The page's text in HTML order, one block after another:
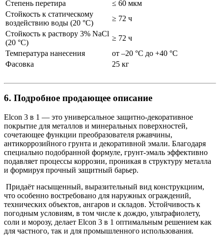
Степень перетира
≤ 60 мкм
Стойкость к статическому
воздействию воды (20 °C)
≥ 72 ч
Стойкость к раствору 3% NaCl
(20 °C)
≥ 72 ч
Температура нанесения
от –20 °C до +40 °C
Фасовка
25 кг
6. Подробное продающее описание
Elcon 3 в 1 — это универсальное защитно-декоративное
покрытие для металлов и минеральных поверхностей,
сочетающее функции преобразователя ржавчины,
антикоррозийного грунта и декоративной эмали. Благодаря
специально подобранной формуле, грунт-эмаль эффективно
подавляет процессы коррозии, проникая в структуру металла
и формируя прочный защитный барьер.
Придаёт насыщенный, выразительный вид конструкциим,
что особенно востребовано для наружных ограждений,
технических объектов, ангаров и складов. Устойчивость к
погодным условиям, в том числе к дождю, ультрафиолету,
соли и морозу, делает Elcon 3 в 1 оптимальным решением как
для частного, так и для промышленного использования.